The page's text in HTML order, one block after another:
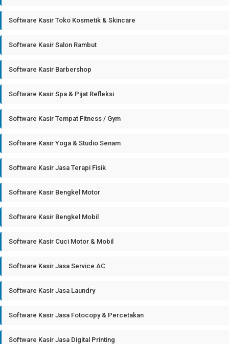
Software Kasir Toko Kosmetik & Skincare
Software Kasir Salon Rambut
Software Kasir Barbershop
Software Kasir Spa & Pijat Refleksi
Software Kasir Tempat Fitness / Gym
Software Kasir Yoga & Studio Senam
Software Kasir Jasa Terapi Fisik
Software Kasir Bengkel Motor
Software Kasir Bengkel Mobil
Software Kasir Cuci Motor & Mobil
Software Kasir Jasa Service AC
Software Kasir Jasa Laundry
Software Kasir Jasa Fotocopy & Percetakan
Software Kasir Jasa Digital Printing